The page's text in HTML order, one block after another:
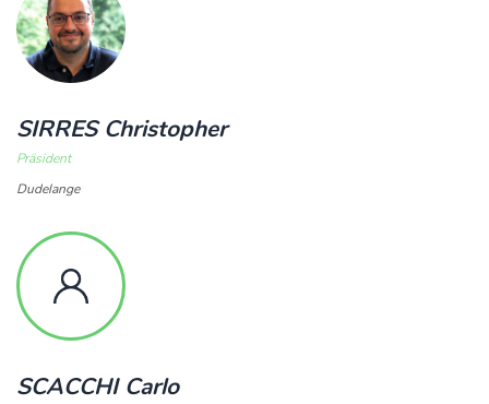
SIRRES Christopher
Präsident
Dudelange
SCACCHI Carlo